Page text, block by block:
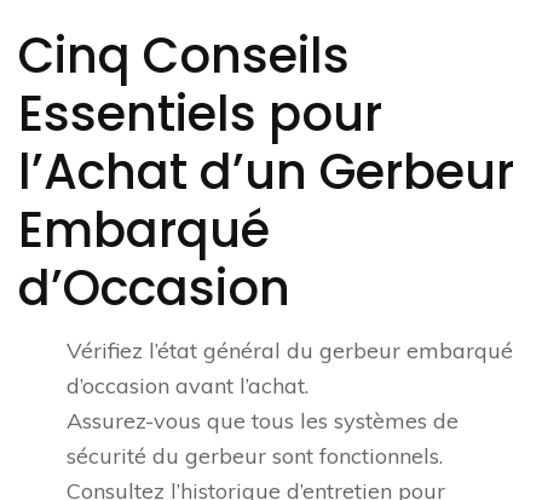
Cinq Conseils
Essentiels pour
l’Achat d’un Gerbeur
Embarqué
d’Occasion
Vérifiez l’état général du gerbeur embarqué
d’occasion avant l’achat.
Assurez-vous que tous les systèmes de
sécurité du gerbeur sont fonctionnels.
Consultez l’historique d’entretien pour